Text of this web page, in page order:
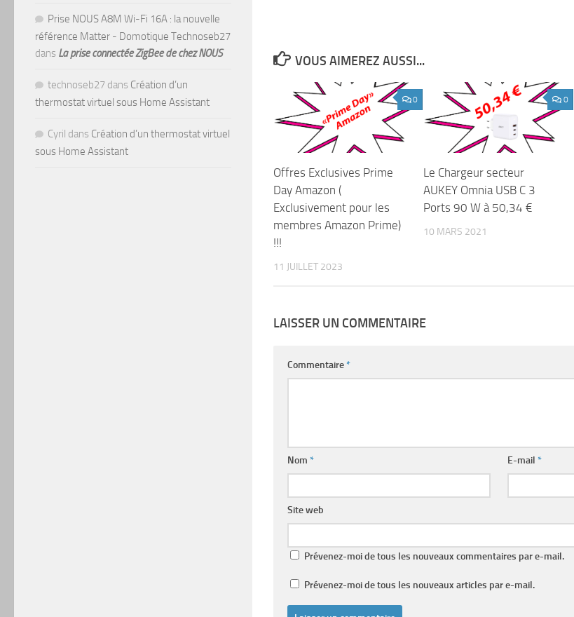
VOUS AIMEREZ AUSSI...
0
Offres Exclusives Prime
Day Amazon (
Exclusivement pour les
membres Amazon Prime)
!!!
11 JUILLET 2023
0
Le Chargeur secteur
AUKEY Omnia USB C 3
Ports 90 W à 50,34 €
10 MARS 2021
LAISSER UN COMMENTAIRE
Commentaire*
Nom * E-mail*
Site web
Prévenez-moi de tous les nouveaux commentaires par e-mail.
Prévenez-moi de tous les nouveaux articles par e-mail.
Prise NOUS A8M Wi-Fi 16A : la nouvelle
référence Matter - Domotique Technoseb27
dans La prise connectée ZigBee de chez NOUS
technoseb27 dans Création d’un
thermostat virtuel sous Home Assistant
Cyril dans Création d’un thermostat virtuel
sous Home Assistant